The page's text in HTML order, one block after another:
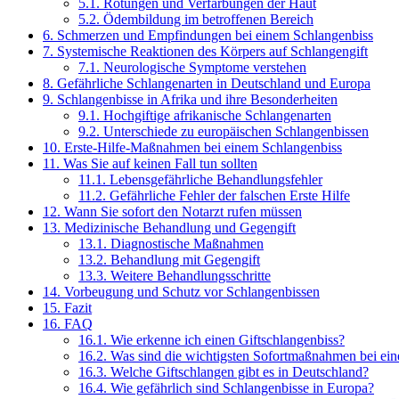
5.2. Ödembildung im betroffenen Bereich
6. Schmerzen und Empfindungen bei einem Schlangenbiss
7. Systemische Reaktionen des Körpers auf Schlangengift
7.1. Neurologische Symptome verstehen
8. Gefährliche Schlangenarten in Deutschland und Europa
9. Schlangenbisse in Afrika und ihre Besonderheiten
9.1. Hochgiftige afrikanische Schlangenarten
9.2. Unterschiede zu europäischen Schlangenbissen
10. Erste-Hilfe-Maßnahmen bei einem Schlangenbiss
11. Was Sie auf keinen Fall tun sollten
11.1. Lebensgefährliche Behandlungsfehler
11.2. Gefährliche Fehler der falschen Erste Hilfe
12. Wann Sie sofort den Notarzt rufen müssen
13. Medizinische Behandlung und Gegengift
13.1. Diagnostische Maßnahmen
13.2. Behandlung mit Gegengift
13.3. Weitere Behandlungsschritte
14. Vorbeugung und Schutz vor Schlangenbissen
15. Fazit
16. FAQ
16.1. Wie erkenne ich einen Giftschlangenbiss?
16.2. Was sind die wichtigsten Sofortmaßnahmen bei
16.3. Welche Giftschlangen gibt es in Deutschland?
16.4. Wie gefährlich sind Schlangenbisse in Europa?